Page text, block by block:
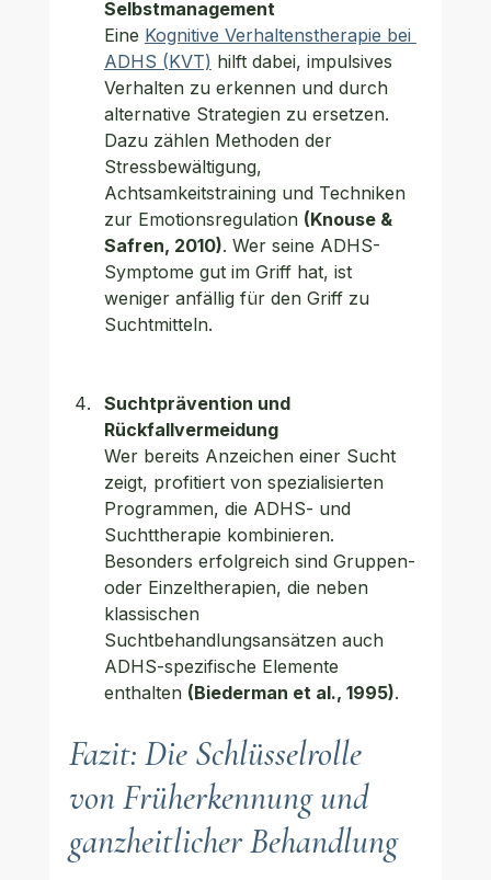
Selbstmanagement
Eine Kognitive Verhaltenstherapie bei
ADHS (KVT) hilft dabei, impulsives
Verhalten zu erkennen und durch
alternative Strategien zu ersetzen.
Dazu zählen Methoden der
Stressbewältigung,
Achtsamkeitstraining und Techniken
zur Emotionsregulation (Knouse &
Safren, 2010). Wer seine ADHS-
Symptome gut im Griff hat, ist
weniger anfällig für den Griff zu
Suchtmitteln.
Suchtprävention und
Rückfallvermeidung
Wer bereits Anzeichen einer Sucht
zeigt, profitiert von spezialisierten
Programmen, die ADHS- und
Suchttherapie kombinieren.
Besonders erfolgreich sind Gruppen-
oder Einzeltherapien, die neben
klassischen
Suchtbehandlungsansätzen auch
ADHS-spezifische Elemente
enthalten (Biederman et al., 1995).
Fazit: Die Schlüsselrolle
von Früherkennung und
ganzheitlicher Behandlung